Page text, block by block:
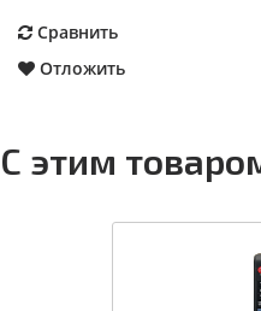
Сравнить
Отложить
С этим